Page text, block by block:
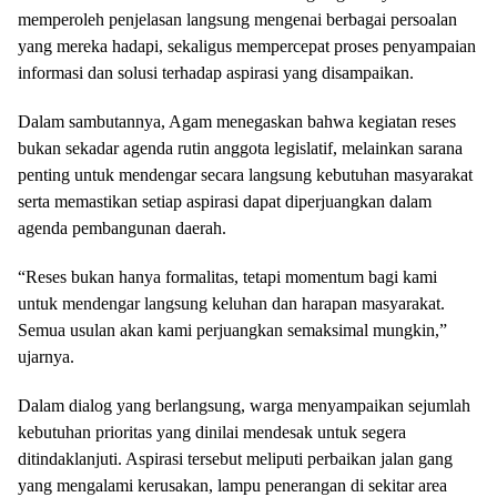
memperoleh penjelasan langsung mengenai berbagai persoalan
yang mereka hadapi, sekaligus mempercepat proses penyampaian
informasi dan solusi terhadap aspirasi yang disampaikan.
Dalam sambutannya, Agam menegaskan bahwa kegiatan reses
bukan sekadar agenda rutin anggota legislatif, melainkan sarana
penting untuk mendengar secara langsung kebutuhan masyarakat
serta memastikan setiap aspirasi dapat diperjuangkan dalam
agenda pembangunan daerah.
“Reses bukan hanya formalitas, tetapi momentum bagi kami
untuk mendengar langsung keluhan dan harapan masyarakat.
Semua usulan akan kami perjuangkan semaksimal mungkin,”
ujarnya.
Dalam dialog yang berlangsung, warga menyampaikan sejumlah
kebutuhan prioritas yang dinilai mendesak untuk segera
ditindaklanjuti. Aspirasi tersebut meliputi perbaikan jalan gang
yang mengalami kerusakan, lampu penerangan di sekitar area